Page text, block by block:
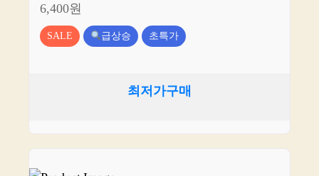
6,400원
SALE 급상승 초특가
최저가구매